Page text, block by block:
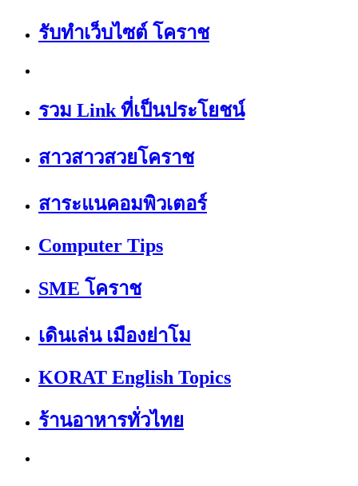
รับทำเว็บไซต์ โคราช
รวม Link ที่เป็นประโยชน์
สาวสาวสวยโคราช
สาระแนคอมพิวเตอร์
Computer Tips
SME โคราช
เดินเล่น เมืองย่าโม
KORAT English Topics
ร้านอาหารทั่วไทย